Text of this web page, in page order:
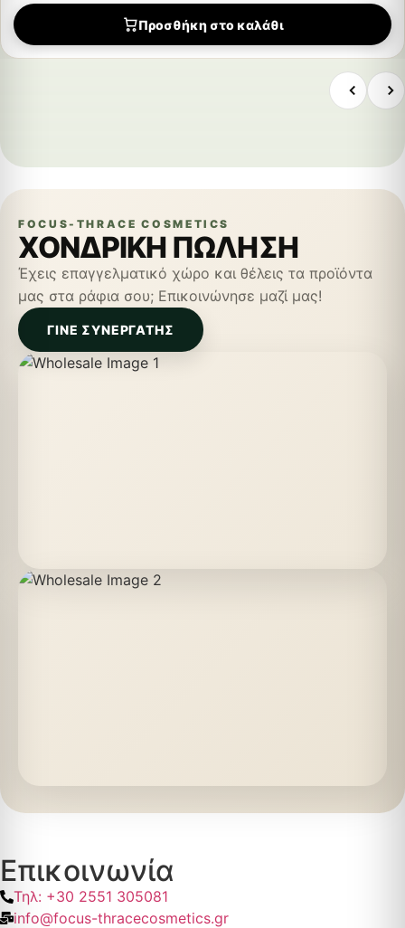
Προσθήκη στο καλάθι
FOCUS-THRACE COSMETICS
ΧΟΝΔΡΙΚΗ ΠΩΛΗΣΗ
Έχεις επαγγελματικό χώρο και θέλεις τα προϊόντα
μας στα ράφια σου; Επικοινώνησε μαζί μας!
ΓΙΝΕ ΣΥΝΕΡΓΑΤΗΣ
Επικοινωνία
Τηλ: +30 2551 305081
info@focus-thracecosmetics.gr